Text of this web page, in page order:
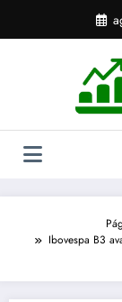
o
Ibovespa B3